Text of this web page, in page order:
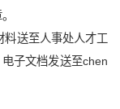
。
送至人事处人才工
子文档发送至chen